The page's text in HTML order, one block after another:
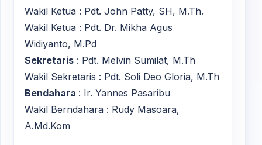
Wakil Ketua : Pdt. John Patty, SH, M.Th.
Wakil Ketua : Pdt. Dr. Mikha Agus
Widiyanto, M.Pd
Sekretaris : Pdt. Melvin Sumilat, M.Th
Wakil Sekretaris : Pdt. Soli Deo Gloria, M.Th
Bendahara : Ir. Yannes Pasaribu
Wakil Berndahara : Rudy Masoara,
A.Md.Kom